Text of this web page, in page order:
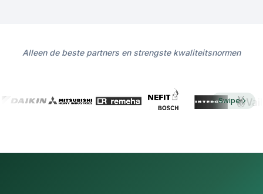
Alleen de beste partners en strengste kwaliteitsnormen
Swipe